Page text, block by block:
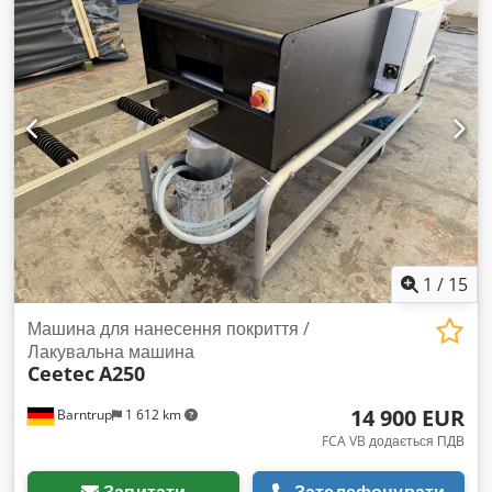
замкнутому циклу зі ступінчастим з'єднанням *
Антистатична завдяки ниткам у структурі робочої поверхні
Csdpfx Apsff Hgaedoha Привід: двигун близько 0,18 кВт,
швидкість 0,3 м/сек. * Можливе керування за допомогою
частотного перетворювача Підключення 220/400 В, 50 Гц,
клас захисту IP54 Опціонально: привід, керування двигуном
1 / 15
Barntrup 1 612 km
Машина для нанесення покриття /
Лакувальна машина
CeetecA250
14 900 EUR
FCA VB додається ПДВ